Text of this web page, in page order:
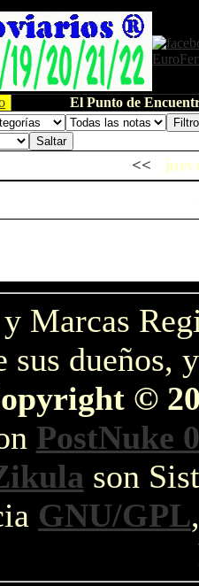
El Punto de
<<
Marcas
sus dueños,
©
PostNuke
son
GNU/GPL